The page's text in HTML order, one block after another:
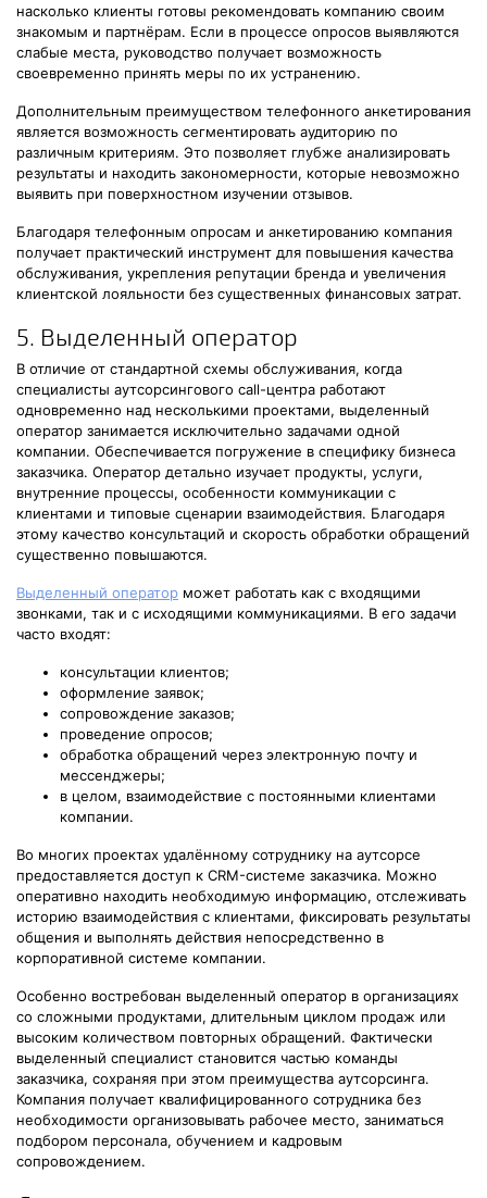
насколько клиенты готовы рекомендовать компанию своим
знакомым и партнёрам. Если в процессе опросов выявляются
слабые места, руководство получает возможность
своевременно принять меры по их устранению.
Дополнительным преимуществом телефонного анкетирования
является возможность сегментировать аудиторию по
различным критериям. Это позволяет глубже анализировать
результаты и находить закономерности, которые невозможно
выявить при поверхностном изучении отзывов.
Благодаря телефонным опросам и анкетированию компания
получает практический инструмент для повышения качества
обслуживания, укрепления репутации бренда и увеличения
клиентской лояльности без существенных финансовых затрат.
5. Выделенный оператор
В отличие от стандартной схемы обслуживания, когда
специалисты аутсорсингового call-центра работают
одновременно над несколькими проектами, выделенный
оператор занимается исключительно задачами одной
компании. Обеспечивается погружение в специфику бизнеса
заказчика. Оператор детально изучает продукты, услуги,
внутренние процессы, особенности коммуникации с
клиентами и типовые сценарии взаимодействия. Благодаря
этому качество консультаций и скорость обработки обращений
существенно повышаются.
Выделенный оператор может работать как с входящими
звонками, так и с исходящими коммуникациями. В его задачи
часто входят:
консультации клиентов;
оформление заявок;
сопровождение заказов;
проведение опросов;
обработка обращений через электронную почту и
мессенджеры;
в целом, взаимодействие с постоянными клиентами
компании.
Во многих проектах удалённому сотруднику на аутсорсе
предоставляется доступ к CRM-системе заказчика. Можно
оперативно находить необходимую информацию, отслеживать
историю взаимодействия с клиентами, фиксировать результаты
общения и выполнять действия непосредственно в
корпоративной системе компании.
Особенно востребован выделенный оператор в организациях
со сложными продуктами, длительным циклом продаж или
высоким количеством повторных обращений. Фактически
выделенный специалист становится частью команды
заказчика, сохраняя при этом преимущества аутсорсинга.
Компания получает квалифицированного сотрудника без
необходимости организовывать рабочее место, заниматься
подбором персонала, обучением и кадровым
сопровождением.